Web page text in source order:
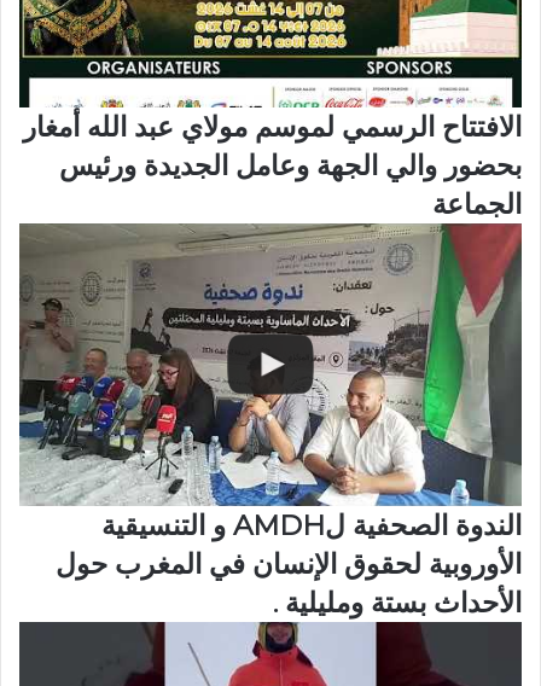
الافتتاح الرسمي لموسم مولاي عبد الله أمغار
بحضور والي الجهة وعامل الجديدة ورئيس
الجماعة
الندوة الصحفية لAMDH و التنسيقية
الأوروبية لحقوق الإنسان في المغرب حول
الأحداث بستة ومليلية .